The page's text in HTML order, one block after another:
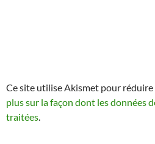
Ce site utilise Akismet pour réduire
plus sur la façon dont les données
traitées